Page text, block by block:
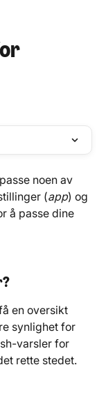
noen av
(app) og
å passe dine
en oversikt
synlighet for
varsler for
rette stedet.